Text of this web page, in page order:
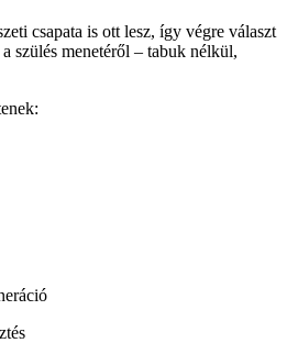
csapata is ott lesz, így végre választ
szülés menetéről – tabuk nélkül,